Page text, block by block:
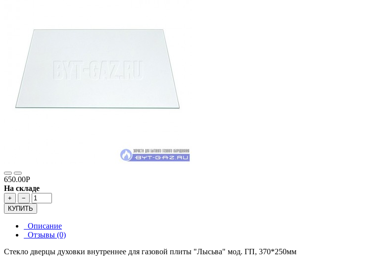
650.00Р
На складе
+
−
КУПИТЬ
Описание
Отзывы (0)
Стекло дверцы духовки внутреннее для газовой плиты "Лысьва" мод. ГП, 370*250мм